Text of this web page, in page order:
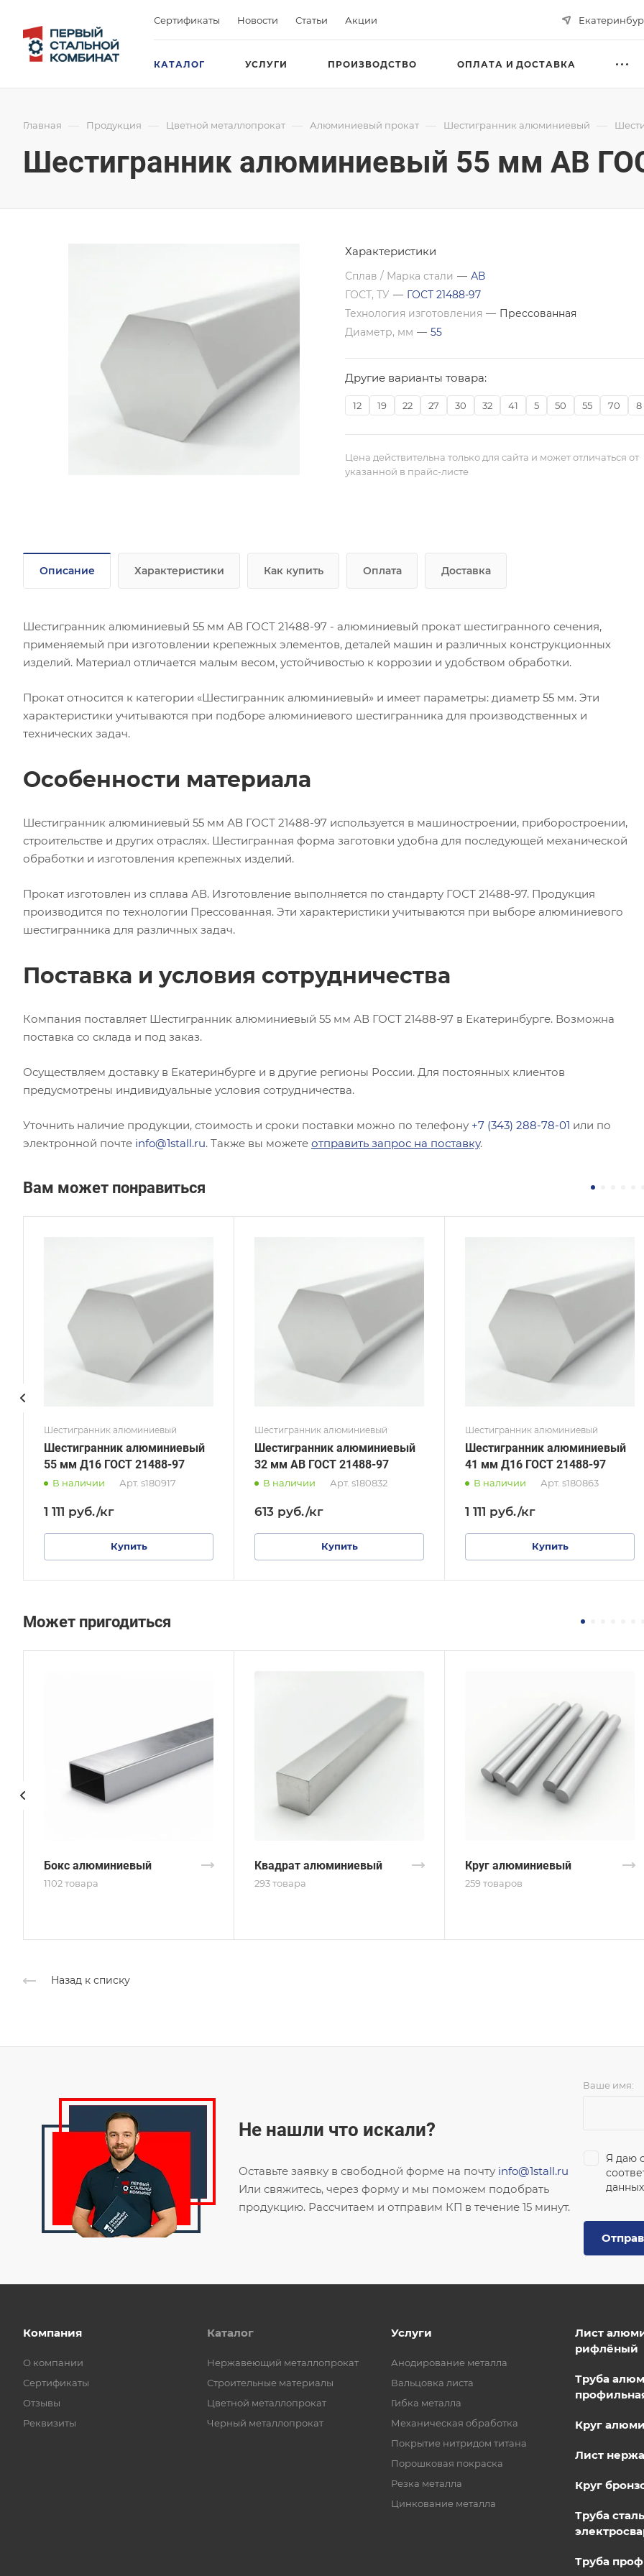
Сертификаты Новости Статьи Акции
КАТАЛОГ УСЛУГИ ПРОИЗВОДСТВО ОПЛАТА И ДОСТАВКА
Главная — Продукция — Цветной металлопрокат — Алюминиевый прокат — Шестигранник алюминиевый —
Шестигранник алюминиевый 55 мм АВ
Характеристики
Сплав / Марка стали — АВ
ГОСТ, ТУ — ГОСТ 21488-97
Технология изготовления — Прессованная
Диаметр, мм — 55
Другие варианты товара:
12 19 22 27 30 32 41 5 50 55 70 8
Цена действительна только для сайта и может отличаться от
указанной в прайс-листе
Описание Характеристики Как купить Оплата Доставка
Шестигранник алюминиевый 55 мм АВ ГОСТ 21488-97 - алюминиевый прокат шестигранного сечения,
применяемый при изготовлении крепежных элементов, деталей машин и различных конструкционных
изделий. Материал отличается малым весом, устойчивостью к коррозии и удобством обработки.
Прокат относится к категории «Шестигранник алюминиевый» и имеет параметры: диаметр 55 мм. Эти
характеристики учитываются при подборе алюминиевого шестигранника для производственных и
технических задач.
Особенности материала
Шестигранник алюминиевый 55 мм АВ ГОСТ 21488-97 используется в машиностроении, приборостроении,
строительстве и других отраслях. Шестигранная форма заготовки удобна для последующей механической
обработки и изготовления крепежных изделий.
Прокат изготовлен из сплава АВ. Изготовление выполняется по стандарту ГОСТ 21488-97. Продукция
производится по технологии Прессованная. Эти характеристики учитываются при выборе алюминиевого
шестигранника для различных задач.
Поставка и условия сотрудничества
Компания поставляет Шестигранник алюминиевый 55 мм АВ ГОСТ 21488-97 в Екатеринбурге. Возможна
поставка со склада и под заказ.
Осуществляем доставку в Екатеринбурге и в другие регионы России. Для постоянных клиентов
предусмотрены индивидуальные условия сотрудничества.
Уточнить наличие продукции, стоимость и сроки поставки можно по телефону +7 (343) 288-78-01 или по
электронной почте info@1stall.ru. Также вы можете отправить запрос на поставку.
Вам может понравиться
Шестигранник алюминиевый
Шестигранник алюминиевый
55 мм Д16 ГОСТ 21488-97
В наличии Арт. s180917
1 111 руб./кг
Купить
ГОСТ, ТУ
ГОСТ 21488-97
Технология изготовления
Прессованная
Шестигранник алюминиевый
Шестигранник алюминиевый
32 мм АВ ГОСТ 21488-97
В наличии Арт. s180832
613 руб./кг
Купить
ГОСТ, ТУ
ГОСТ 21488-97
Технология изготовления
Прессованная
Шестигранник алюминиевый
Шестигранник алюминиевый
41 мм Д16 ГОСТ 21488-97
В наличии Арт. s180863
1 111 руб./кг
Купить
ГОСТ, ТУ
ГОСТ 21488-97
Технология изготовления
Прессованная
Может пригодиться
Бокс алюминиевый
1102 товара
Квадрат алюминиевый
293 товара
Круг алюминиевый
259 товаров
Назад к списку
Не нашли что искали?
Оставьте заявку в свободной форме на почту info@1stall.ru
Или свяжитесь, через форму и мы поможем подобрать
продукцию. Рассчитаем и отправим КП в течение 15 минут.
Ваше имя:
Я даю
данных
Компания
О компании
Сертификаты
Отзывы
Реквизиты
Каталог
Нержавеющий металлопрокат
Строительные материалы
Цветной металлопрокат
Черный металлопрокат
Услуги
Анодирование металла
Вальцовка листа
Гибка металла
Механическая обработка
Покрытие нитридом титана
Порошковая покраска
Резка металла
Цинкование металла
Лист
рифлёный
Труба
Круг
Лист
Круг
Труба
Труба